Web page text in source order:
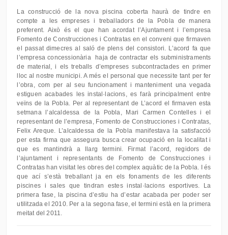
La construcció de la nova piscina coberta haurà de tindre en
compte a les empreses i treballadors de la Pobla de manera
preferent. Això és el que han acordat l’Ajuntament i l’empresa
Fomento de Construcciones i Contratas en el conveni que firmaven
el passat dimecres al saló de plens del consistori. L’acord fa que
l’empresa concessionària haja de contractar els subministraments
de material, i els treballs d’empreses subcontractades en primer
lloc al nostre municipi. A més el personal que necessite tant per fer
l’obra, com per al seu funcionament i manteniment una vegada
estiguen acabades les instal·lacions, es farà principalment entre
veïns de la Pobla. Per al representant de L’acord el firmaven esta
setmana l’alcaldessa de la Pobla, Mari Carmen Contelles i el
representant de l’empresa, Fomento de Construcciones i Contratas,
Felix Areque. L’alcaldessa de la Pobla manifestava la satisfacció
per esta firma que assegura busca crear ocupació en la localitat i
que es mantindrà a llarg termini. Firmat l’acord, regidors de
l’ajuntament i representants de Fomento de Construcciones i
Contratas han visitat les obres del complex aquàtic de la Pobla. I és
que ací s’està treballant ja en els fonaments de les diferents
piscines i sales que tindran estes instal·lacions esportives. La
primera fase, la piscina d’estiu ha d’estar acabada per poder ser
utilitzada el 2010. Per a la segona fase, el termini està en la primera
meitat del 2011.